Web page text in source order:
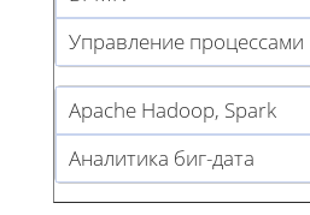
Управление процессами
Apache Hadoop, Spark
Аналитика биг-дата